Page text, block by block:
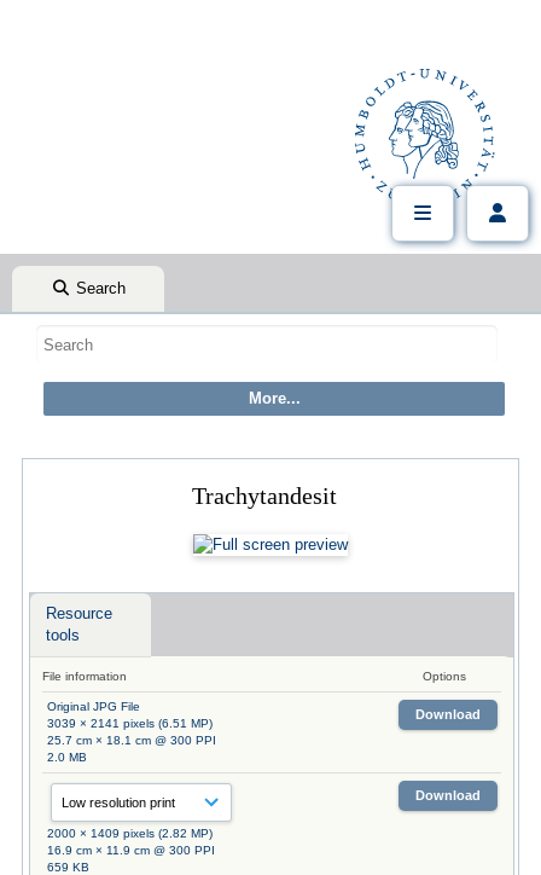
Search
Trachytandesit
Resource
tools
File information Options
Original JPG File
3039 × 2141 pixels (6.51 MP)
25.7 cm × 18.1 cm @ 300 PPI
2.0 MB
Download
2000 × 1409 pixels (2.82 MP)
16.9 cm × 11.9 cm @ 300 PPI
659 KB
Download